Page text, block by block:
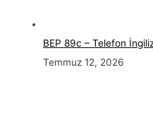
BEP 89c – Telefon
Temmuz 12, 2026